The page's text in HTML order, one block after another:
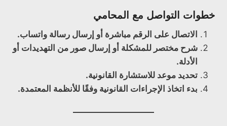
خطوات التواصل مع المحامي
الاتصال على الرقم مباشرة أو إرسال رسالة واتساب.
شرح مختصر للمشكلة أو إرسال صور من التهديدات أو
الأدلة.
تحديد موعد للاستشارة القانونية.
بدء اتخاذ الإجراءات القانونية وفقًا للأنظمة المعتمدة.